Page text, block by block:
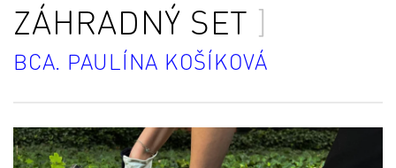
ZÁHRADNÝ SET
BCA. PAULÍNA KOŠÍKOVÁ